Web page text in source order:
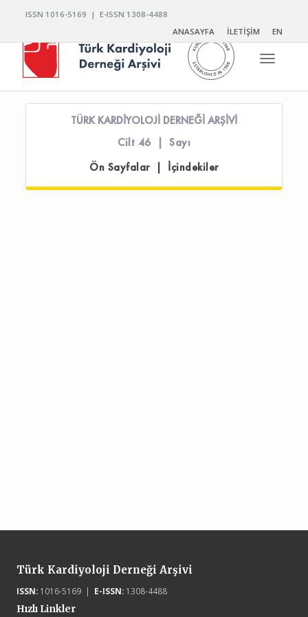
ISSN 1016-5169 | E-ISSN 1308-4488
ANASAYFA
İLETİŞİM EN
Toggle
TÜRK KARDİYOLOJİ DERNEĞİ ARŞİVİ
Cilt 46 | Sayı
Ön Sayfalar | İçindekiler
Türk Kardiyoloji Derneği Arşivi
ISSN:1016-5169 | E-ISSN:1308-4488
Hızlı Linkler